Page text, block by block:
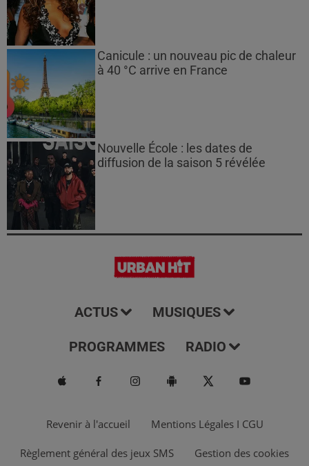
Canicule : un nouveau pic de chaleur
à 40 °C arrive en France
Nouvelle École : les dates de
diffusion de la saison 5 révélée
ACTUS MUSIQUES
PROGRAMMES RADIO
Revenir à l'accueil Mentions Légales I CGU
Règlement général des jeux SMS Gestion des cookies